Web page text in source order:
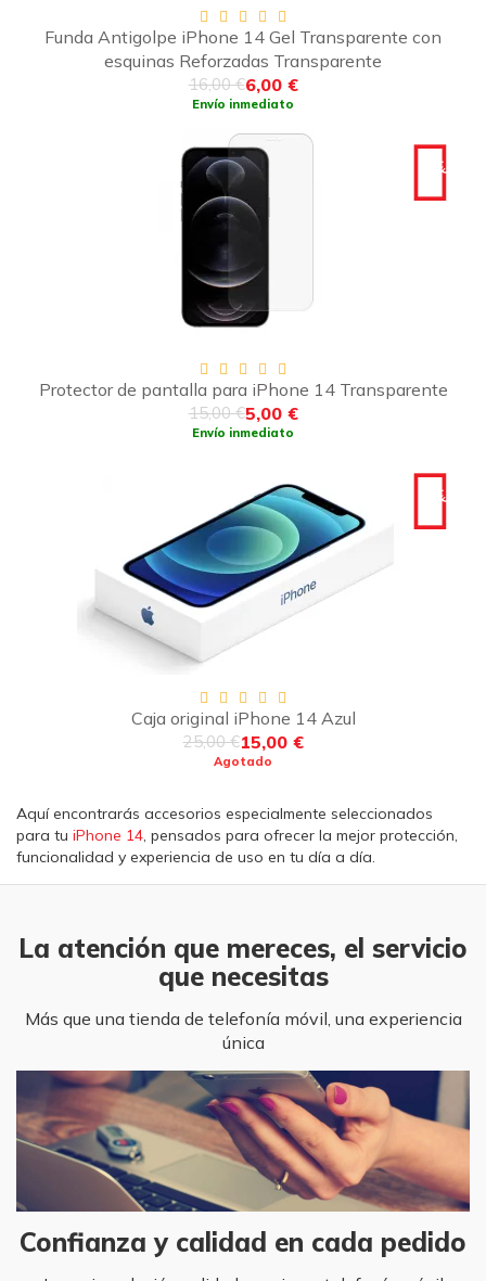
Funda Antigolpe iPhone 14 Gel Transparente con
esquinas Reforzadas Transparente
16,00 €6,00 €
Envío inmediato
-10€
Protector de pantalla para iPhone 14 Transparente
15,00 €5,00 €
Envío inmediato
-10€
Caja original iPhone 14 Azul
25,00 €15,00 €
Agotado
Aquí encontrarás accesorios especialmente seleccionados
para tu iPhone 14, pensados para ofrecer la mejor protección,
funcionalidad y experiencia de uso en tu día a día.
La atención que mereces, el servicio
que necesitas
Más que una tienda de telefonía móvil, una experiencia
única
Confianza y calidad en cada pedido